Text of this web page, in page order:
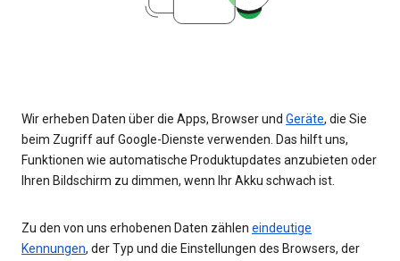
Wir erheben Daten über die Apps, Browser und Geräte, die Sie
beim Zugriff auf Google-Dienste verwenden. Das hilft uns,
Funktionen wie automatische Produktupdates anzubieten oder
Ihren Bildschirm zu dimmen, wenn Ihr Akku schwach ist.
Zu den von uns erhobenen Daten zählen eindeutige
Kennungen, der Typ und die Einstellungen des Browsers, der